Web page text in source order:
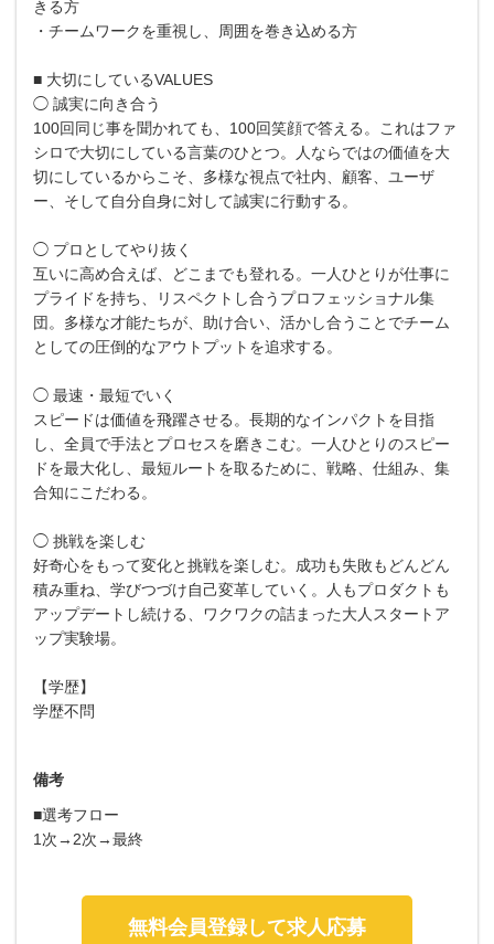
きる方
・チームワークを重視し、周囲を巻き込める方
■ 大切にしているVALUES
◯ 誠実に向き合う
100回同じ事を聞かれても、100回笑顔で答える。これはファ
シロで大切にしている言葉のひとつ。人ならではの価値を大
切にしているからこそ、多様な視点で社内、顧客、ユーザ
ー、そして自分自身に対して誠実に行動する。
◯ プロとしてやり抜く
互いに高め合えば、どこまでも登れる。一人ひとりが仕事に
プライドを持ち、リスペクトし合うプロフェッショナル集
団。多様な才能たちが、助け合い、活かし合うことでチーム
としての圧倒的なアウトプットを追求する。
◯ 最速・最短でいく
スピードは価値を飛躍させる。長期的なインパクトを目指
し、全員で手法とプロセスを磨きこむ。一人ひとりのスピー
ドを最大化し、最短ルートを取るために、戦略、仕組み、集
合知にこだわる。
◯ 挑戦を楽しむ
好奇心をもって変化と挑戦を楽しむ。成功も失敗もどんどん
積み重ね、学びつづけ自己変革していく。人もプロダクトも
アップデートし続ける、ワクワクの詰まった大人スタートア
ップ実験場。
【学歴】
学歴不問
備考
■選考フロー
1次→2次→最終
無料会員登録して求人応募